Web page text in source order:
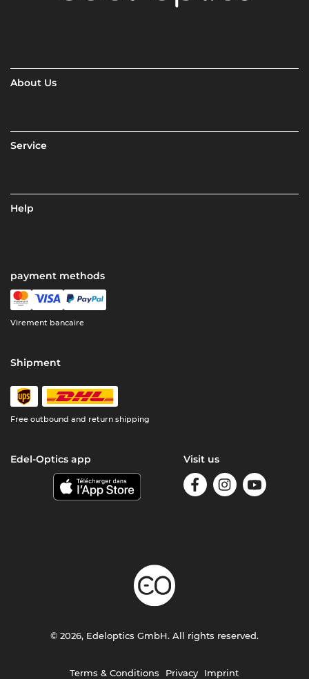
About Us
Service
Help
payment methods
Virement bancaire
Shipment
Free outbound and return shipping
Edel-Optics app Visit us
Terms & Conditions Privacy Imprint
© 2026, Edeloptics GmbH. All rights reserved.